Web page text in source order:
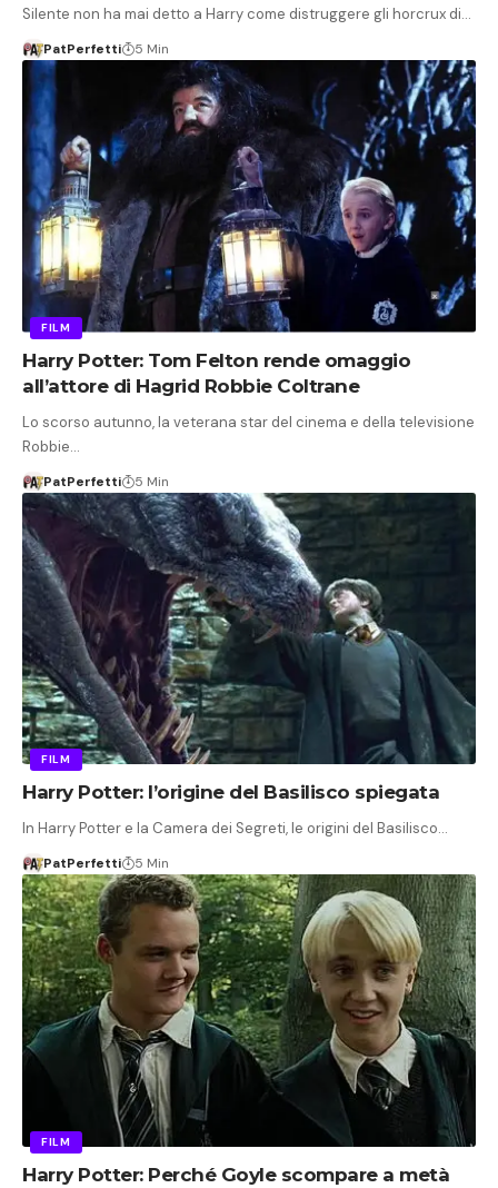
Silente non ha mai detto a Harry come distruggere gli horcrux di…
PatPerfetti 5 Min
FILM
Harry Potter: Tom Felton rende omaggio
all’attore di Hagrid Robbie Coltrane
Lo scorso autunno, la veterana star del cinema e della televisione
Robbie…
PatPerfetti 5 Min
FILM
Harry Potter: l’origine del Basilisco spiegata
In Harry Potter e la Camera dei Segreti, le origini del Basilisco…
PatPerfetti 5 Min
FILM
Harry Potter: Perché Goyle scompare a metà